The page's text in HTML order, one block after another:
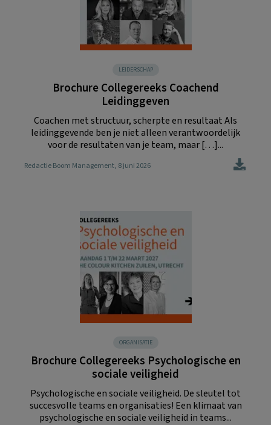
LEIDERSCHAP
Brochure Collegereeks Coachend
Leidinggeven
Coachen met structuur, scherpte en resultaat Als
leidinggevende ben je niet alleen verantwoordelijk
voor de resultaten van je team, maar […]...
Redactie Boom Management, 8 juni 2026
ORGANISATIE
Brochure Collegereeks Psychologische en
sociale veiligheid
Psychologische en sociale veiligheid. De sleutel tot
succesvolle teams en organisaties! Een klimaat van
psychologische en sociale veiligheid in teams...